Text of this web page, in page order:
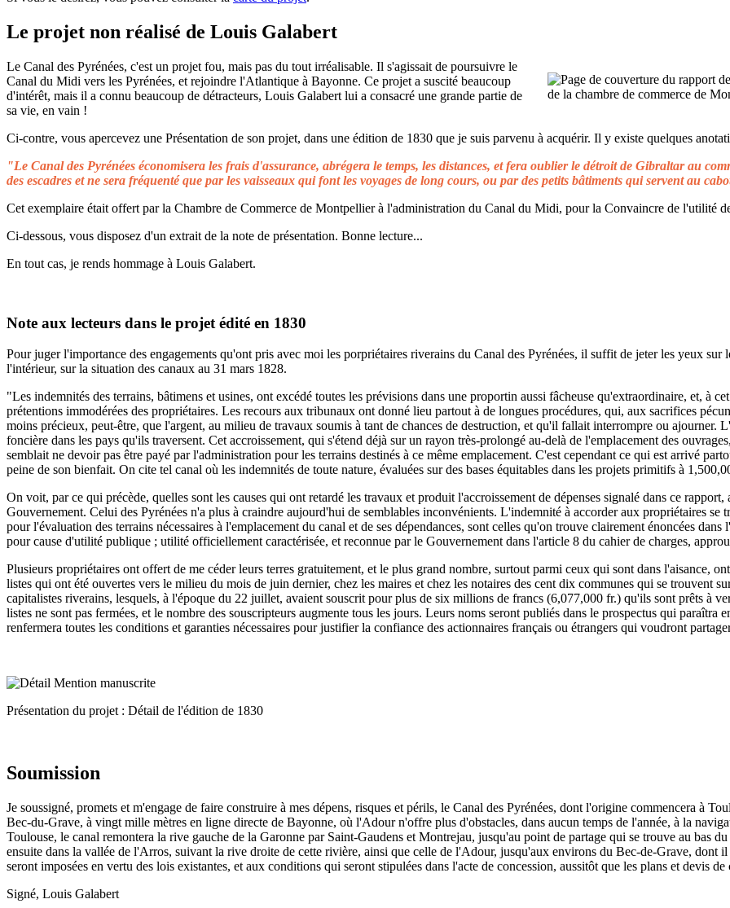
Le projet non réalisé de Louis Galabert
Le Canal des Pyrénées, c'est un projet fou, mais pas du tout irréalisable. Il s'agissait de poursuivre le
Canal du Midi vers les Pyrénées, et rejoindre l'Atlantique à Bayonne. Ce projet a suscité beaucoup
d'intérêt, mais il a connu beaucoup de détracteurs, Louis Galabert lui a consacré une grande partie de
sa vie, en vain !
Ci-contre, vous apercevez une Présentation de son projet, dans une édition de 1830 que je suis parvenu à acquérir. Il y existe quelques
"Le Canal des Pyrénées économisera les frais d'assurance, abrégera le temps, les distances, et fera oublier le détroit de Gibraltar au
des escadres et ne sera fréquenté que par les vaisseaux qui font les voyages de long cours, ou par des petits bâtiments qui servent au
Cet exemplaire était offert par la Chambre de Commerce de Montpellier à l'administration du Canal du Midi, pour la Convaincre de l'utilité
Ci-dessous, vous disposez d'un extrait de la note de présentation. Bonne lecture...
En tout cas, je rends hommage à Louis Galabert.
Note aux lecteurs dans le projet édité en 1830
Pour juger l'importance des engagements qu'ont pris avec moi les porpriétaires riverains du Canal des Pyrénées, il suffit de jeter les yeux
l'intérieur, sur la situation des canaux au 31 mars 1828.
"Les indemnités des terrains, bâtimens et usines, ont excédé toutes les prévisions dans une proportin aussi fâcheuse qu'extraordinaire, et, à
prétentions immodérées des propriétaires. Les recours aux tribunaux ont donné lieu partout à de longues procédures, qui, aux sacrifices
moins précieux, peut-être, que l'argent, au milieu de travaux soumis à tant de chances de destruction, et qu'il fallait interrompre ou ajourner.
foncière dans les pays qu'ils traversent. Cet accroissement, qui s'étend déjà sur un rayon très-prolongé au-delà de l'emplacement des
semblait ne devoir pas être payé par l'administration pour les terrains destinés à ce même emplacement. C'est cependant ce qui est arrivé
peine de son bienfait. On cite tel canal où les indemnités de toute nature, évaluées sur des bases équitables dans les projets primitifs à
On voit, par ce qui précède, quelles sont les causes qui ont retardé les travaux et produit l'accroissement de dépenses signalé dans ce
Gouvernement. Celui des Pyrénées n'a plus à craindre aujourd'hui de semblables inconvénients. L'indemnité à accorder aux propriétaires se
pour l'évaluation des terrains nécessaires à l'emplacement du canal et de ses dépendances, sont celles qu'on trouve clairement énoncées
pour cause d'utilité publique ; utilité officiellement caractérisée, et reconnue par le Gouvernement dans l'article 8 du cahier de charges,
Plusieurs propriétaires ont offert de me céder leurs terres gratuitement, et le plus grand nombre, surtout parmi ceux qui sont dans l'aisance,
listes qui ont été ouvertes vers le milieu du mois de juin dernier, chez les maires et chez les notaires des cent dix communes qui se trouvent
capitalistes riverains, lesquels, à l'époque du 22 juillet, avaient souscrit pour plus de six millions de francs (6,077,000 fr.) qu'ils sont prêts à
listes ne sont pas fermées, et le nombre des souscripteurs augmente tous les jours. Leurs noms seront publiés dans le prospectus qui
renfermera toutes les conditions et garanties nécessaires pour justifier la confiance des actionnaires français ou étrangers qui voudront
Présentation du projet : Détail de l'édition de 1830
Soumission
Je soussigné, promets et m'engage de faire construire à mes dépens, risques et périls, le Canal des Pyrénées, dont l'origine commencera à
Bec-du-Grave, à vingt mille mètres en ligne directe de Bayonne, où l'Adour n'offre plus d'obstacles, dans aucun temps de l'année, à la
Toulouse, le canal remontera la rive gauche de la Garonne par Saint-Gaudens et Montrejau, jusqu'au point de partage qui se trouve au bas
ensuite dans la vallée de l'Arros, suivant la rive droite de cette rivière, ainsi que celle de l'Adour, jusqu'aux environs du Bec-de-Grave, dont
seront imposées en vertu des lois existantes, et aux conditions qui seront stipulées dans l'acte de concession, aussitôt que les plans et devis
Signé, Louis Galabert